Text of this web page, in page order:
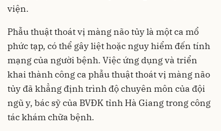
viện.
Phẫu thuật thoát vị màng não tủy là một ca mổ
phức tạp, có thể gây liệt hoặc nguy hiểm đến tính
mạng của người bệnh. Việc ứng dụng và triển
khai thành công ca phẫu thuật thoát vị màng não
tủy đã khẳng định trình độ chuyên môn của đội
ngũ y, bác sỹ của BVĐK tỉnh Hà Giang trong công
tác khám chữa bệnh.